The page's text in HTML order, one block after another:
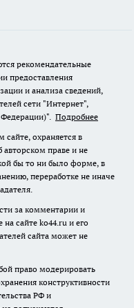
рекомендательные
предоставления
и анализа сведений,
сети "Интернет",
Подробнее
охраняется в
авторском праве и не
бы то ни было форме, в
переработке не иначе
за комментарии и
сайте ko44.ru и его
сайта может не
право модерировать
конструктивности
РФ и